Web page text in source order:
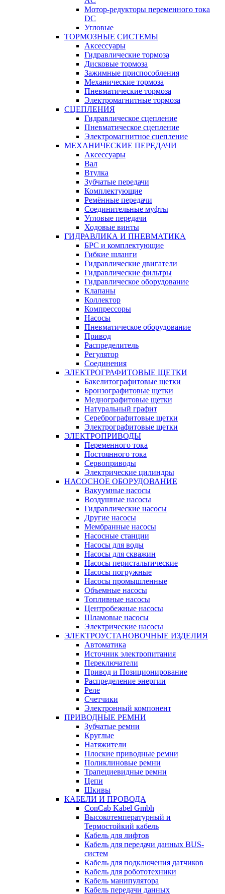
Мотор-редукторы переменного тока
DC
Угловые
ТОРМОЗНЫЕ СИСТЕМЫ
Аксессуары
Гидравлические тормоза
Дисковые тормоза
Зажимные приспособления
Механические тормоза
Пневматические тормоза
Электромагнитные тормоза
СЦЕПЛЕНИЯ
Гидравлическое сцепление
Пневматическое сцепление
Электромагнитное сцепление
МЕХАНИЧЕСКИЕ ПЕРЕДАЧИ
Аксессуары
Вал
Втулка
Зубчатые передачи
Комплектующие
Ремённые передачи
Соединительные муфты
Угловые передачи
Ходовые винты
ГИДРАВЛИКА И ПНЕВМАТИКА
БРС и комплектующие
Гибкие шланги
Гидравлические двигатели
Гидравлические фильтры
Гидравлическое оборудование
Клапаны
Коллектор
Компрессоры
Насосы
Пневматическое оборудование
Привод
Распределитель
Регулятор
Соединения
ЭЛЕКТРОГРАФИТОВЫЕ ЩЕТКИ
Бакелитографитовые щетки
Бронзографитовые щетки
Меднографитовые щетки
Натуральный графит
Серебрографитовые щетки
Электрографито­­­вые щетки
ЭЛЕКТРОПРИВОДЫ
Переменного тока
Постоянного тока
Сервоприводы
Электрические цилиндры
НАСОСНОЕ ОБОРУДОВАНИЕ
Вакуумные насосы
Воздушные насосы
Гидравлические насосы
Другие насосы
Мембранные насосы
Насосные станции
Насосы для воды
Насосы для скважин
Насосы перистальтические
Насосы погружные
Насосы промышленные
Объемные насосы
Топливные насосы
Центробежные насосы
Шламовые насосы
Электрические насосы
ЭЛЕКТРОУСТАНОВОЧНЫЕ ИЗДЕЛИЯ
Автоматика
Источник электропитания
Переключатели
Привод и Позиционирование
Распределение энергии
Реле
Счетчики
Электронный компонент
ПРИВОДНЫЕ РЕМНИ
Зубчатые ремни
Круглые
Натяжители
Плоские приводные ремни
Поликлиновые ремни
Трапециевидные ремни
Цепи
Шкивы
КАБЕЛИ И ПРОВОДА
ConCab Kabel Gmbh
Высокотемпературный и
Термостойкий кабель
Кабель для лифтов
Кабель для передачи данных BUS-
систем
Кабель для подключения датчиков
Кабель для робототехники
Кабель манипулятора
Кабель передачи данных